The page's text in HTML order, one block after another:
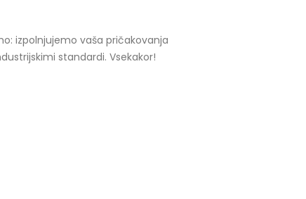
izpolnjujemo vaša pričakovanja
standardi. Vsekakor!